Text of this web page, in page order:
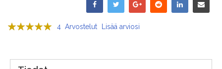
Arvosana:
4 Arvostelut Lisää arviosi